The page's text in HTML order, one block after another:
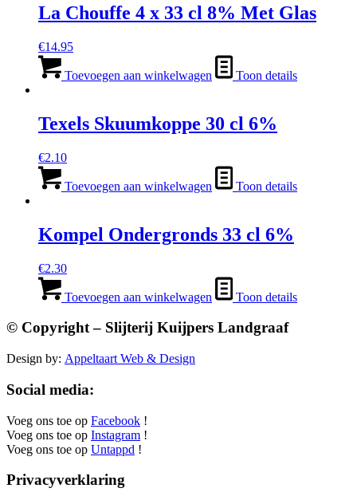
La Chouffe 4 x 33 cl 8% Met Glas
€14.95
Toevoegen aan winkelwagen Toon details
Texels Skuumkoppe 30 cl 6%
€2.10
Toevoegen aan winkelwagen Toon details
Kompel Ondergronds 33 cl 6%
€2.30
Toevoegen aan winkelwagen Toon details
© Copyright – Slijterij Kuijpers Landgraaf
Design by: Appeltaart Web & Design
Social media:
Voeg ons toe op Facebook !
Voeg ons toe op Instagram !
Voeg ons toe op Untappd !
Privacyverklaring